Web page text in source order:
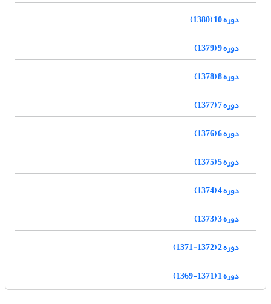
دوره 10 (1380)
دوره 9 (1379)
دوره 8 (1378)
دوره 7 (1377)
دوره 6 (1376)
دوره 5 (1375)
دوره 4 (1374)
دوره 3 (1373)
دوره 2 (1372-1371)
دوره 1 (1371-1369)